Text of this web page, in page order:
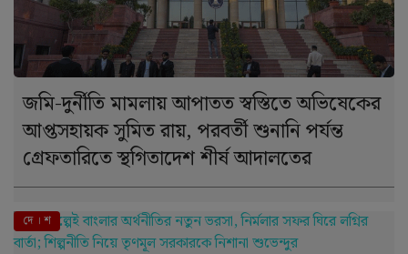
জমি-দুর্নীতি মামলায় আপাতত স্বস্তিতে অভিষেকের
আপ্তসহায়ক সুমিত রায়, পরবর্তী শুনানি পর্যন্ত
গ্রেফতারিতে স্থগিতাদেশ শীর্ষ আদালতের
দে । শ